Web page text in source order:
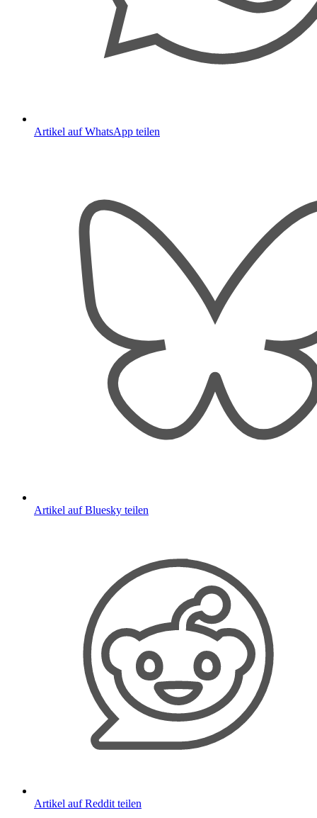
Artikel auf WhatsApp teilen
Artikel auf Bluesky teilen
Artikel auf Reddit teilen